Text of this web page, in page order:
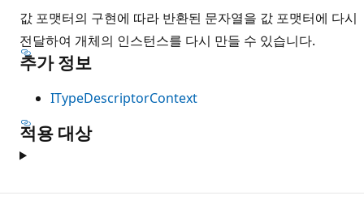
값 포맷터의 구현에 따라 반환된 문자열을 값 포맷터에 다시
전달하여 개체의 인스턴스를 다시 만들 수 있습니다.
추가 정보
ITypeDescriptorContext
적용 대상
읽